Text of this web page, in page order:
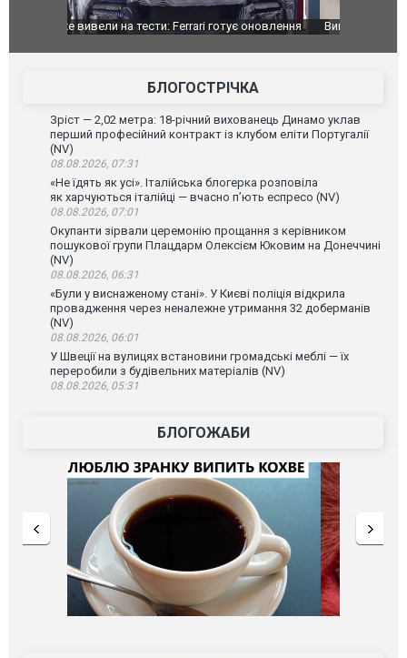
Вийшов трейлер нової екранізації легендарного
БЛОГОСТРІЧКА
Зріст — 2,02 метра: 18-річний вихованець Динамо уклав
перший професійний контракт із клубом еліти Португалії
(NV)
08.08.2026, 07:31
«Не їдять як усі». Італійська блогерка розповіла
як харчуються італійці — вчасно п’ють еспресо (NV)
08.08.2026, 07:01
Окупанти зірвали церемонію прощання з керівником
пошукової групи Плацдарм Олексієм Юковим на Донеччині
(NV)
08.08.2026, 06:31
«Були у виснаженому стані». У Києві поліція відкрила
провадження через неналежне утримання 32 доберманів
(NV)
08.08.2026, 06:01
У Швеції на вулицях встановини громадські меблі — їх
переробили з будівельних матеріалів (NV)
08.08.2026, 05:31
БЛОГОЖАБИ